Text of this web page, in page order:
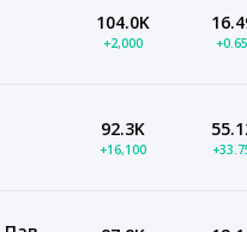
104.0K
+2,000
92.3K
+16,100